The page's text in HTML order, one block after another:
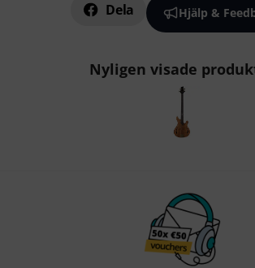
Dela Hjälp &
Nyligen visade